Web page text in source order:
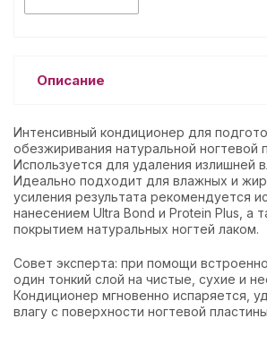
Описание
Интенсивный кондиционер для
обезжиривания натуральной ногтевой
Используется для удаления излишней
Идеально подходит для влажных и
усиления результата рекомендуется
нанесением Ultra Bond и Protein Plus, а
покрытием натуральных ногтей лаком.
Совет эксперта: при помощи
один тонкий слой на чистые, сухие и
Кондиционер мгновенно испаряется,
влагу с поверхности ногтевой